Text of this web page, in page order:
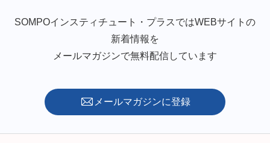
SOMPOインスティチュート・プラスではWEBサイトの
新着情報を
メールマガジンで無料配信しています
メールマガジンに登録